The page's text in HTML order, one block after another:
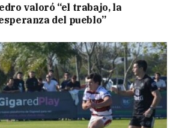
valoró “el trabajo, la
del pueblo”